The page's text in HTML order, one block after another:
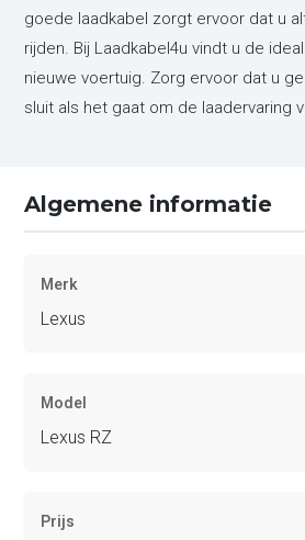
goede laadkabel zorgt ervoor dat u
rijden. Bij Laadkabel4u vindt u de
nieuwe voertuig. Zorg ervoor dat u
sluit als het gaat om de laadervaring
Algemene informatie
Merk
Lexus
Model
Lexus RZ
Prijs